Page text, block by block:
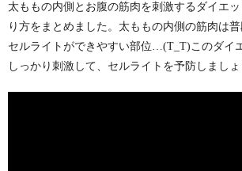
太ももの内側とお腹の筋肉を刺激するダイエ
り方をまとめました。太ももの内側の筋肉は普
セルライトができやすい部位…(T_T)このダイ
しっかり刺激して、セルライトを予防しましょ